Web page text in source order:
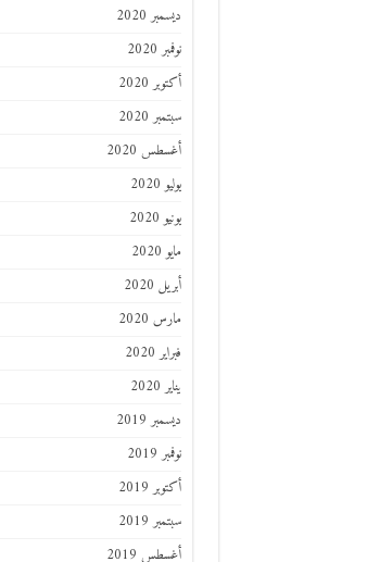
ديسمبر 2020
نوفمبر 2020
أكتوبر 2020
سبتمبر 2020
أغسطس 2020
يوليو 2020
يونيو 2020
مايو 2020
أبريل 2020
مارس 2020
فبراير 2020
يناير 2020
ديسمبر 2019
نوفمبر 2019
أكتوبر 2019
سبتمبر 2019
أغسطس 2019